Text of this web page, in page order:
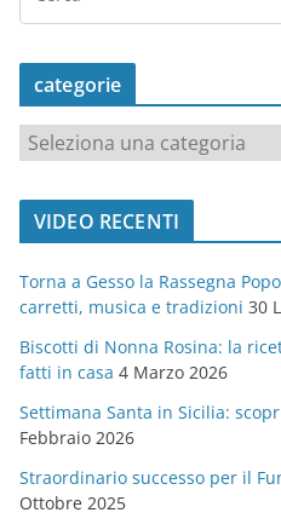
categorie
a
t
o
r
i
e
VIDEO RECENTI
Torna a Gesso la Rassegna
carretti, musica e tradizioni 30
Biscotti di Nonna Rosina: la
fatti in casa 4 Marzo 2026
Settimana Santa in Sicilia:
Febbraio 2026
Straordinario successo per il
Ottobre 2025